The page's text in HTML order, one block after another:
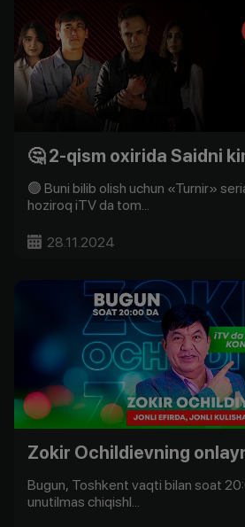
🟢 Buni bilib olish uchun «Turnir» serialining 3 qismini
hoziroq iTV da tom...
28.11.2024
Zokir Ochildievning
Bugun, Toshkent vaqti bilan soat
unutilmas chiqishl...